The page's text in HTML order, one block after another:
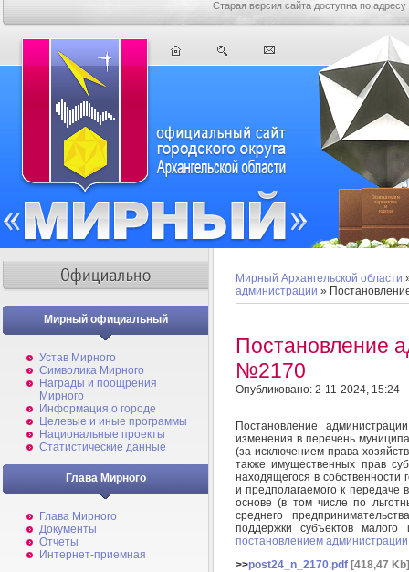
Старая версия сайта доступна по адресу
Мирный официальный
Устав Мирного
Символика Мирного
Награды и поощрения
Мирного
Информация о городе
Целевые и иные программы
Национальные проекты
Статистические данные
Глава Мирного
Глава Мирного
Документы
Отчеты
Интернет-приемная
Мирный Архангельской области
администрации »
Постановление
№2170
Опубликовано: 2-11-2024, 15:24
Постановление
изменения в перечень
(за исключением права
также имущественных прав
находящегося в собственности
и предполагаемого к передаче
основе (в том числе по
среднего
поддержки субъектов малого
постановлением
>>post24_n_2170.pdf [418,47 Kb]